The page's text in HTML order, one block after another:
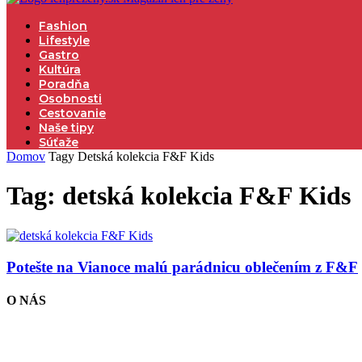
Fashion
Lifestyle
Gastro
Kultúra
Poradňa
Osobnosti
Cestovanie
Naše tipy
Súťaže
Domov Tagy Detská kolekcia F&F Kids
Tag: detská kolekcia F&F Kids
Potešte na Vianoce malú parádnicu oblečením z F&F
O NÁS